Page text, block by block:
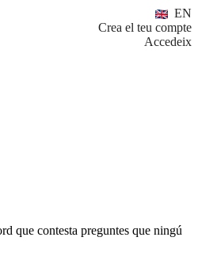
EN
Crea el teu compte
Accedeix
que contesta preguntes que ningú